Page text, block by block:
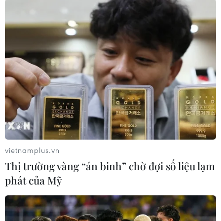
cho Anh trong chiến thắng 1-0 trước Serbia.
Ngôi sao trẻ của "Tam Sư" tiếp tục thể hiện sự
thống trị ở trung tâm hàng tiền vệ của Anh, đảm
bảo họ giữ sạch lưới và giành ngôi nhất bảng F.
Jude Bellingham chỉ 21 tuổi nhưng đã thi đấu như một cầu thủ
vietnamplus.vn
Thị trường vàng “án binh” chờ đợi số liệu lạm
phát của Mỹ